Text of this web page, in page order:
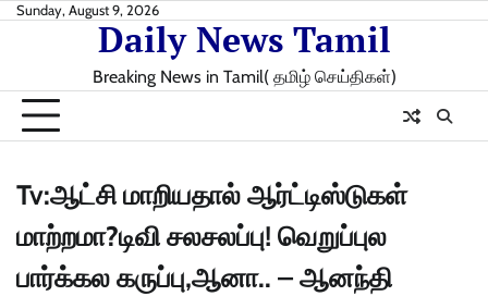
SkipSunday, August 9, 2026
Daily News Tamil
Breaking News in Tamil( தமிழ் செய்திகள்)
Tv:ஆட்சி மாறிய‌தால் ஆர்ட்டிஸ்டுகள்
மாற்றமா?டிவி சலசலப்பு! வெறுப்புல
பார்க்கல கருப்பு,ஆனா.. – ஆனந்தி